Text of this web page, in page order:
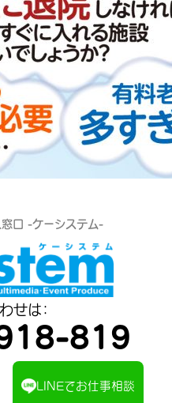
口 -ケーシステム-
せは：
819
LINEでお仕事相談